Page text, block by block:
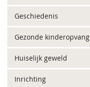
Geschiedenis
Gezonde kinderopvang
Huiselijk geweld
Inrichting